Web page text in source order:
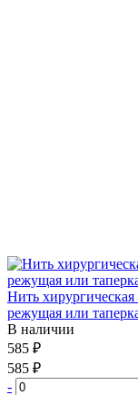
Нить
режущая или
В наличии
585 ₽
585 ₽
-